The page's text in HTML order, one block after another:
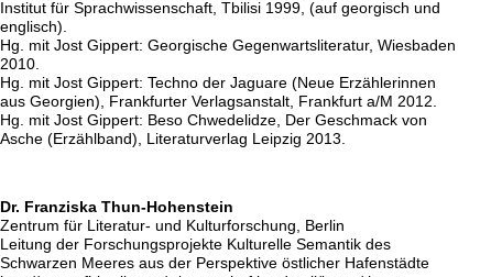
Institut für Sprachwissenschaft, Tbilisi 1999, (auf georgisch und
englisch).
Hg. mit Jost Gippert: Georgische Gegenwartsliteratur, Wiesbaden
2010.
Hg. mit Jost Gippert: Techno der Jaguare (Neue Erzählerinnen
aus Georgien), Frankfurter Verlagsanstalt, Frankfurt a/M 2012.
Hg. mit Jost Gippert: Beso Chwedelidze, Der Geschmack von
Asche (Erzählband), Literaturverlag Leipzig 2013.
Dr. Franziska Thun-Hohenstein
Zentrum für Literatur- und Kulturforschung, Berlin
Leitung der Forschungsprojekte Kulturelle Semantik des
Schwarzen Meeres aus der Perspektive östlicher Hafenstädte